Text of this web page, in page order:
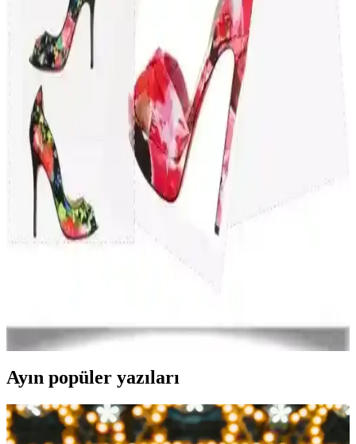
Kadın Toka Renkleri ve Mona Lisa Markasıyla
Uyumlu Seçenekler Rehberi
Mona Lisa markasının kadın tokalarında pastel, canlı ve nötr renkler
arasındaki uyum ve seçim ipuçlarıyla tarzınıza uygun aksesuarları
keşfedin.
Spor Ayakkabılarında Performans ve Şıklığın
Birlikte Sunulduğu Güncel Trendler
Günümüzde spor ayakkabıları hem performans hem de şıklık
açısından öne çıkıyor. Hafif malzemeler, dayanıklılık, teknolojik
yenilikler ve moda trendleriyle spor ve günlük yaşamda tercih
şıklığınızı artırın.
Ayın popüler yazıları